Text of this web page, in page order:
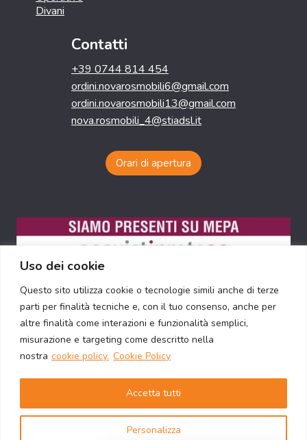
Uso dei cookie
Questo sito utilizza cookie o tecnologie simili anche di terze
parti per finalità tecniche e, con il tuo consenso, anche per
altre finalità come interazioni e funzionalità semplici,
misurazione e targeting come descritto nella
nostra cookie policy. Cookie Policy
Personalizza
Accetta tutti
Divani
Contatti
+39 0744 814 454
ordini.novarosmobili6@gmail.com
ordini.novarosmobili13@gmail.com
nova.rosmobili_4@stiadsl.it
Orari di apertura
© 2026 Nova Rosmobili s.r.l. - P. IVA 12398811005 -
Via Guidobaldo del Monte 61, 00197 Roma